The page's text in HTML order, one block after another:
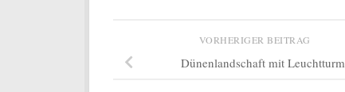
VORHERIGER BEITRAG
Dünenlandschaft mit Leuchtturm